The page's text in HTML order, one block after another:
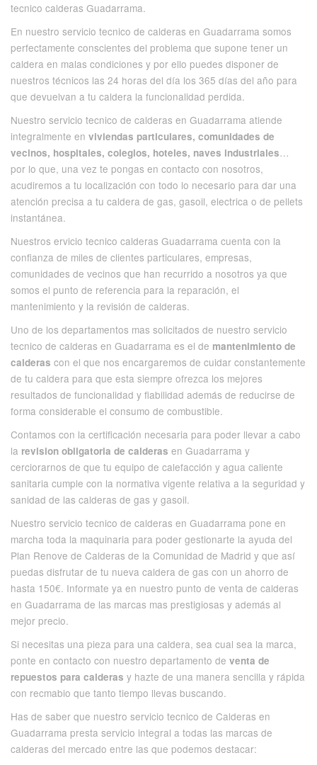
tecnico calderas Guadarrama.
En nuestro servicio tecnico de calderas en Guadarrama somos
perfectamente conscientes del problema que supone tener un
caldera en malas condiciones y por ello puedes disponer de
nuestros técnicos las 24 horas del día los 365 días del año para
que devuelvan a tu caldera la funcionalidad perdida.
Nuestro servicio tecnico de calderas en Guadarrama atiende
integralmente en viviendas particulares, comunidades de
vecinos, hospitales, colegios, hoteles, naves industriales…
por lo que, una vez te pongas en contacto con nosotros,
acudiremos a tu localización con todo lo necesario para dar una
atención precisa a tu caldera de gas, gasoil, electrica o de pellets
instantánea.
Nuestros ervicio tecnico calderas Guadarrama cuenta con la
confianza de miles de clientes particulares, empresas,
comunidades de vecinos que han recurrido a nosotros ya que
somos el punto de referencia para la reparación, el
mantenimiento y la revisión de calderas.
Uno de los departamentos mas solicitados de nuestro servicio
tecnico de calderas en Guadarrama es el de mantenimiento de
calderas con el que nos encargaremos de cuidar constantemente
de tu caldera para que esta siempre ofrezca los mejores
resultados de funcionalidad y fiabilidad además de reducirse de
forma considerable el consumo de combustible.
Contamos con la certificación necesaria para poder llevar a cabo
la revision obligatoria de calderas en Guadarrama y
cerciorarnos de que tu equipo de calefacción y agua caliente
sanitaria cumple con la normativa vigente relativa a la seguridad y
sanidad de las calderas de gas y gasoil.
Nuestro servicio tecnico de calderas en Guadarrama pone en
marcha toda la maquinaria para poder gestionarte la ayuda del
Plan Renove de Calderas de la Comunidad de Madrid y que así
puedas disfrutar de tu nueva caldera de gas con un ahorro de
hasta 150€. Informate ya en nuestro punto de venta de calderas
en Guadarrama de las marcas mas prestigiosas y además al
mejor precio.
Si necesitas una pieza para una caldera, sea cual sea la marca,
ponte en contacto con nuestro departamento de venta de
repuestos para calderas y hazte de una manera sencilla y rápida
con recmabio que tanto tiempo llevas buscando.
Has de saber que nuestro servicio tecnico de Calderas en
Guadarrama presta servicio integral a todas las marcas de
calderas del mercado entre las que podemos destacar: